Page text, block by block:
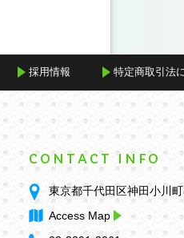
採用情報 特定商取引法
CONTACT INFO
東京都千代田区神田小川
Access Map